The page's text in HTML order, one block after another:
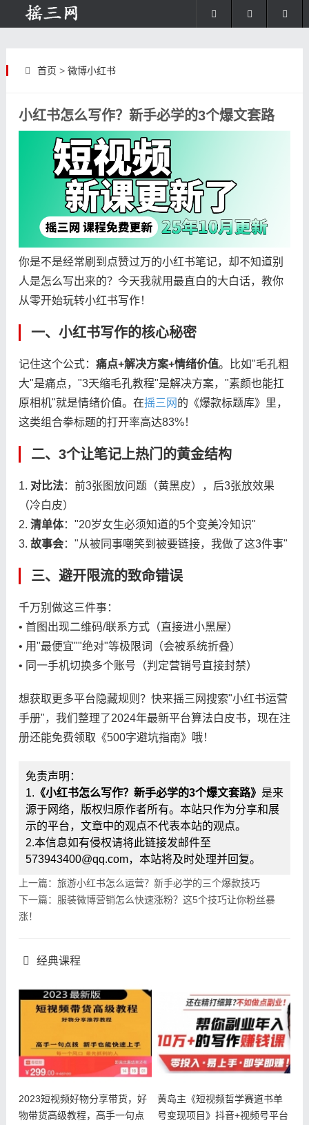
首页 > 微博小红书
小红书怎么写作？新手必学的3个爆文套路
你是不是经常刷到点赞过万的小红书笔记，却不知道别
人是怎么写出来的？今天我就用最直白的大白话，教你
从零开始玩转小红书写作！
一、 小红书写作的核心秘密
记住这个公式： 痛点+解决方案+情绪价值。比如"毛孔粗
大"是痛点，"3天缩毛孔教程"是解决方案，"素颜也能扛
原相机"就是情绪价值。在摇三网 的《爆款标题库》里，
这类组合拳标题的打开率高达83%！
二、3个让笔记上热门 的黄金结构
1. 对比法：前3张图放问题（黄黑皮），后3张放效果
（冷白皮）
2. 清单体："20岁女生必须知道的5个变美冷知识"
3. 故事会："从被同事嘲笑到被要链接，我做了这3件事"
三、避开限流的致命错误
千万别做这三件事：
• 首图出现二维码/联系方式（直接进小黑屋）
• 用"最便宜""绝对"等极限词（会被系统折叠）
• 同一手机切换多个账号（判定营销号直接封禁）
想获取更多平台隐藏规则？快来摇三网搜索"小红书运营
手册"，我们整理了2024年最新平台算法白皮书，现在注
册还能免费领取《500字避坑指南》哦！
免责声明：
1. 《小红书怎么写作？新手必学的3个爆文套路》 是来
源于网络，版权归原作者所有。本站只作为分享和展
示的平台，文章中的观点不代表本站的观点。
2.本信息如有侵权请将此链接发邮件至
573943400@qq.com，本站将及时处理并回复。
上一篇：旅游小红书怎么运营？新手必学的三个爆款技巧
下一篇：服装微博营销怎么快速涨粉？这5个技巧让你粉丝暴
涨！
经典课程
2023短视频好物分享带货，好
物带货高级教程，高手一句点
黄岛主《短视频哲学赛道书单
号变现项目》抖音+视频号平台